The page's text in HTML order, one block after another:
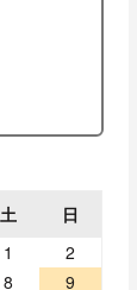
土
日
1
2
8
9